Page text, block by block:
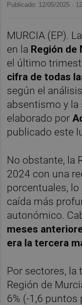
Publicado: 12/05/2025 ·
MURCIA (EP).
en la Región de
el último
cifra de todas
según el
absentismo y la
elaborado por
publicado este
No obstante, la
2024 con una
porcentuales,
caída más
autonómico.
meses
era la tercera
Por sectores, la
Región de
6% (-1,6